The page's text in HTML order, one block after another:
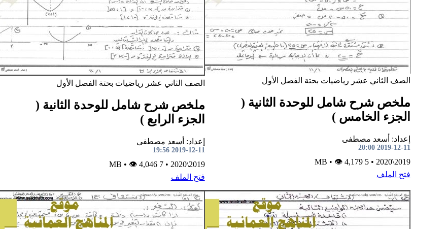
الصف الثاني عشر رياضيات بحتة الفصل الأول
ملخص شرح شامل للوحدة الثانية (
الجزء الخامس )
إعداد: أسعد مصطفى
2019-12-11 20:00
2019\2020
•
• 👁 4,179
فتح الملف
الصف الثاني عشر رياضيات بحتة الفصل الأول
ملخص شرح شامل للوحدة الثانية (
الجزء الرابع )
إعداد: أسعد مصطفى
2019-12-11 19:56
2019\2020
•
7 MB
• 👁 4,046
فتح الملف